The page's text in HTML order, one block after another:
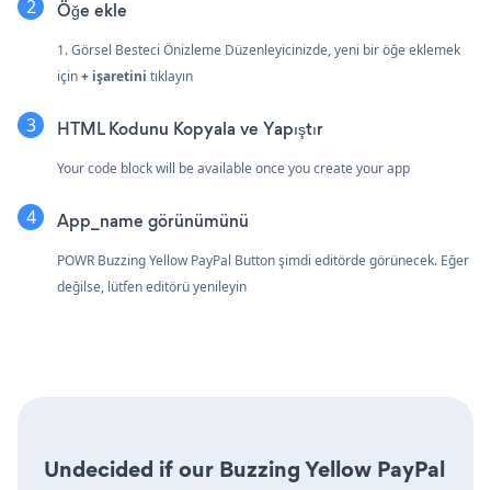
Öğe ekle
1. Görsel Besteci Önizleme Düzenleyicinizde, yeni bir öğe eklemek
için+ işaretini tıklayın
HTML Kodunu Kopyala ve Yapıştır
Your code block will be available once you create your app
App_name görünümünü
POWR Buzzing Yellow PayPal Button şimdi editörde görünecek. Eğer
değilse, lütfen editörü yenileyin
Undecided if our Buzzing Yellow PayPal